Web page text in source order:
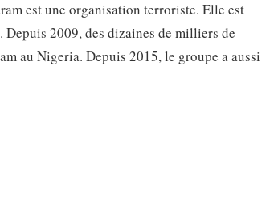
est une organisation terroriste. Elle est
2009, des dizaines de milliers de
au Nigeria. Depuis 2015, le groupe a aussi